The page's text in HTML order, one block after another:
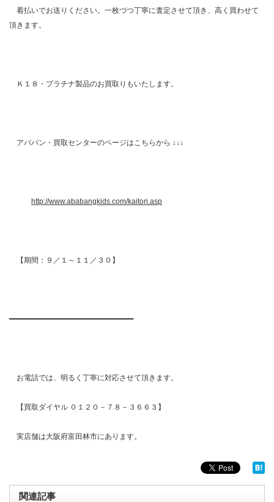
着払いでお送りください。一枚づつ丁寧に査定させて頂き、高く買わせて
頂きます。
Ｋ１８・プラチナ製品のお買取りもいたします。
アババン・買取センターのページはこちらから ↓↓↓
http://www.ababangkids.com/kaitori.asp
【期間：９／１～１１／３０】
━━━━━━━━━━━━━━━━━━━━━━━━━━━━━
お電話では、明るく丁寧に対応させて頂きます。
【買取ダイヤル ０１２０－７８－３６６３】
実店舗は大阪府富田林市にあります。
関連記事